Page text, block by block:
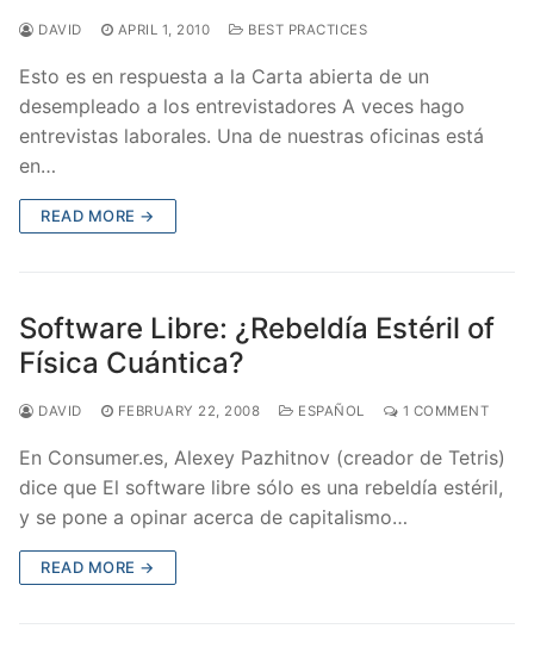
DAVID APRIL 1, 2010 BEST PRACTICES
Esto es en respuesta a la Carta abierta de un
desempleado a los entrevistadores A veces hago
entrevistas laborales. Una de nuestras oficinas está
en…
READ MORE →
Software Libre: ¿Rebeldía Estéril of
Física Cuántica?
DAVID FEBRUARY 22, 2008 ESPAÑOL 1 COMMENT
En Consumer.es, Alexey Pazhitnov (creador de Tetris)
dice que El software libre sólo es una rebeldía estéril,
y se pone a opinar acerca de capitalismo…
READ MORE →